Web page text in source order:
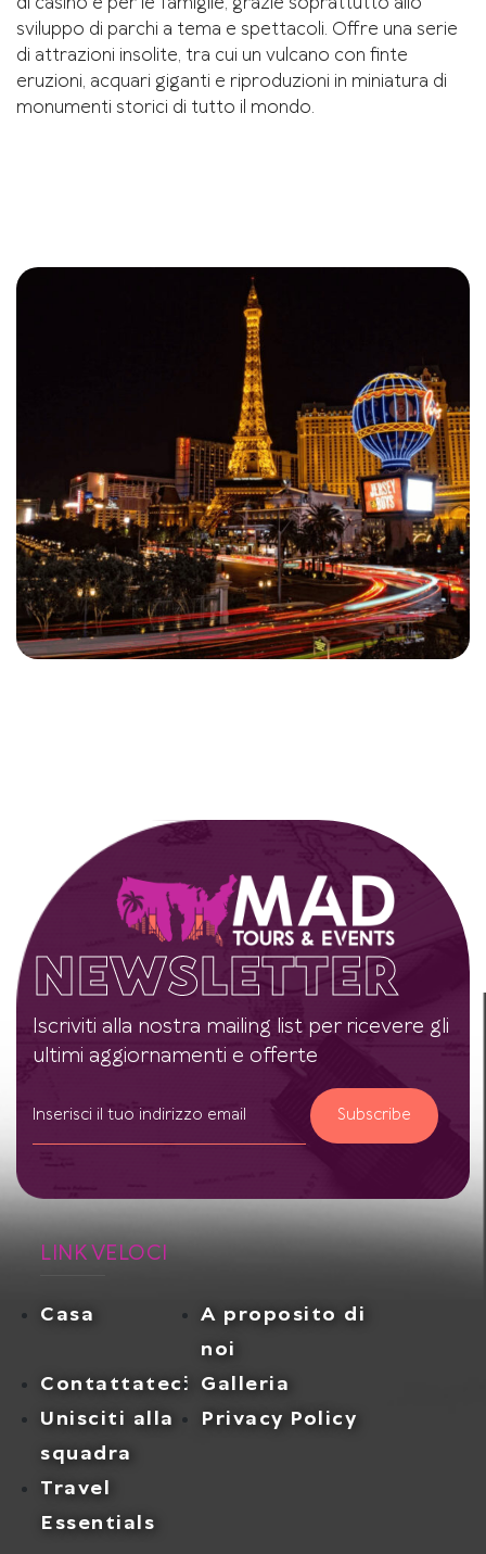
sviluppo di parchi a tema e spettacoli. Offre una serie
di attrazioni insolite, tra cui un vulcano con finte
eruzioni, acquari giganti e riproduzioni in miniatura di
monumenti storici di tutto il mondo.
NEWSLETTER
Iscriviti alla nostra mailing list per ricevere gli
ultimi aggiornamenti e offerte
Subscribe
LINK VELOCI
Casa
A proposito di
noi
Contattateci Galleria
Unisciti alla
squadra
Privacy Policy
Travel
Essentials